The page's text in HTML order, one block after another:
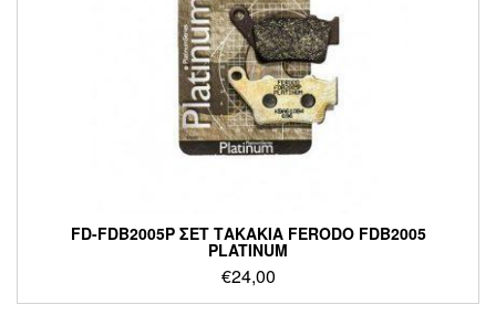
FD-FDB2005P ΣΕΤ ΤΑΚΑΚΙΑ FERODO FDB2005
PLATINUM
€24,00